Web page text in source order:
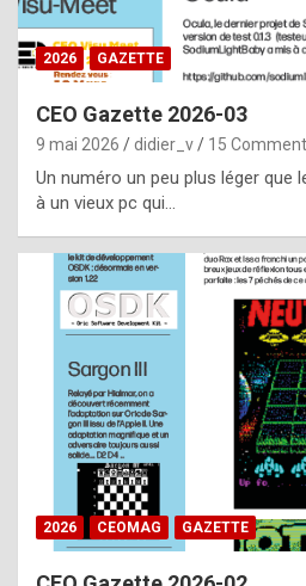
a
s
i
e
f
o
m
m
a
y
b
e
b
y
2026 GAZETTE
CEO Gazette 2026-03
9 mai 2026 didier_v 15
Un numéro un peu plus léger que
à un vieux pc qui…
2026 CEOMAG GAZETTE